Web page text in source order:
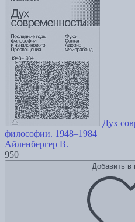
Дух
философии. 1948–1984
Айленбергер В.
950
Добавить в